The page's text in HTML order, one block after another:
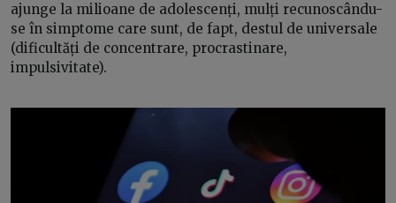
ajunge la milioane de adolescenți, mulți recunoscându-
se în simptome care sunt, de fapt, destul de universale
(dificultăți de concentrare, procrastinare,
impulsivitate).